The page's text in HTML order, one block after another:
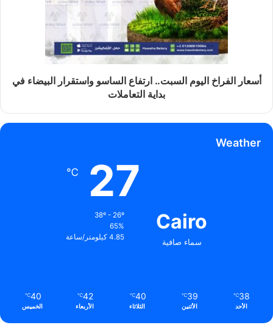
أسعار الفراخ اليوم السبت.. ارتفاع الساسو واستقرار البيضاء في
بداية التعاملات
Weather
Cairo
سماء صافية
27
℃
65%
4.85 كيلومتر/ساعة
38
℃
الأحد
39
℃
الأثنين
40
℃
الثلاثاء
42
℃
الأربعاء
40
℃
الخميس